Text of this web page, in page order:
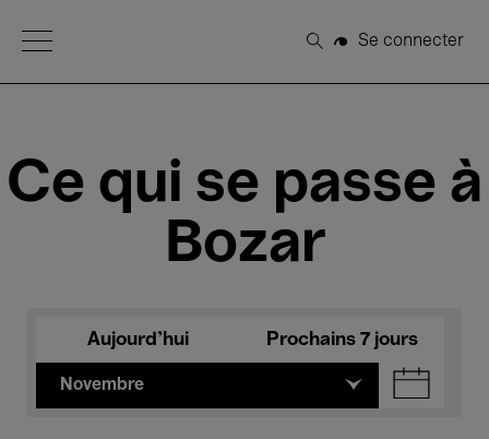
Open Menu
Rechercher
Se connecter
Ce qui se passe à
Bozar
Aujourd'hui Prochains 7 jours
Novembre